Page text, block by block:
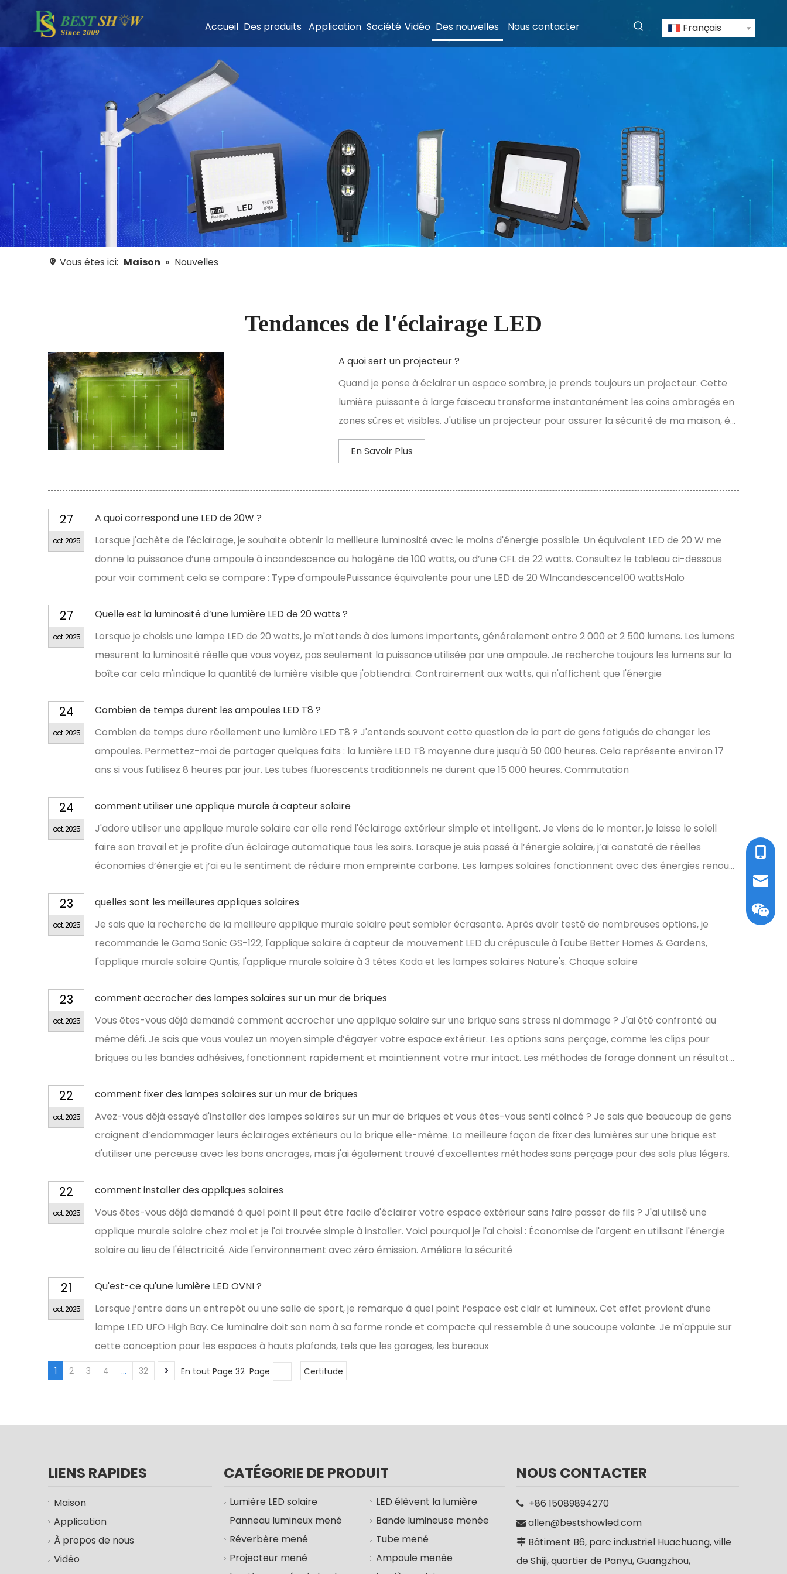
Accueil Des produits Application Société Vidéo Des nouvelles Nous contacter Français
Vous êtes ici: Maison » Nouvelles
Tendances de l'éclairage LED
A quoi sert un projecteur ?
Quand je pense à éclairer un espace sombre, je prends toujours un projecteur. Cette
lumière puissante à large faisceau transforme instantanément les coins ombragés en
zones sûres et visibles. J'utilise un projecteur pour assurer la sécurité de ma maison, é...
En Savoir Plus
27
oct. 2025
A quoi correspond une LED de 20W ?
Lorsque j'achète de l'éclairage, je souhaite obtenir la meilleure luminosité avec le moins d'énergie possible. Un équivalent LED de 20 W me
donne la puissance d’une ampoule à incandescence ou halogène de 100 watts, ou d’une CFL de 22 watts. Consultez le tableau ci-dessous
pour voir comment cela se compare : Type d'ampoulePuissance équivalente pour une LED de 20 WIncandescence100 wattsHalo
27
oct. 2025
Quelle est la luminosité d’une lumière LED de 20 watts ?
Lorsque je choisis une lampe LED de 20 watts, je m'attends à des lumens importants, généralement entre 2 000 et 2 500 lumens. Les lumens
mesurent la luminosité réelle que vous voyez, pas seulement la puissance utilisée par une ampoule. Je recherche toujours les lumens sur la
boîte car cela m'indique la quantité de lumière visible que j'obtiendrai. Contrairement aux watts, qui n'affichent que l'énergie
24
oct. 2025
Combien de temps durent les ampoules LED T8 ?
Combien de temps dure réellement une lumière LED T8 ? J'entends souvent cette question de la part de gens fatigués de changer les
ampoules. Permettez-moi de partager quelques faits : la lumière LED T8 moyenne dure jusqu'à 50 000 heures. Cela représente environ 17
ans si vous l'utilisez 8 heures par jour. Les tubes fluorescents traditionnels ne durent que 15 000 heures. Commutation
24
oct. 2025
comment utiliser une applique murale à capteur solaire
J'adore utiliser une applique murale solaire car elle rend l'éclairage extérieur simple et intelligent. Je viens de le monter, je laisse le soleil
faire son travail et je profite d'un éclairage automatique tous les soirs. Lorsque je suis passé à l’énergie solaire, j’ai constaté de réelles
économies d’énergie et j’ai eu le sentiment de réduire mon empreinte carbone. Les lampes solaires fonctionnent avec des énergies renou...
23
oct. 2025
quelles sont les meilleures appliques solaires
Je sais que la recherche de la meilleure applique murale solaire peut sembler écrasante. Après avoir testé de nombreuses options, je
recommande le Gama Sonic GS-122, l'applique solaire à capteur de mouvement LED du crépuscule à l'aube Better Homes & Gardens,
l'applique murale solaire Quntis, l'applique murale solaire à 3 têtes Koda et les lampes solaires Nature's. Chaque solaire
23
oct. 2025
comment accrocher des lampes solaires sur un mur de briques
Vous êtes-vous déjà demandé comment accrocher une applique solaire sur une brique sans stress ni dommage ? J'ai été confronté au
même défi. Je sais que vous voulez un moyen simple d’égayer votre espace extérieur. Les options sans perçage, comme les clips pour
briques ou les bandes adhésives, fonctionnent rapidement et maintiennent votre mur intact. Les méthodes de forage donnent un résultat...
22
oct. 2025
comment fixer des lampes solaires sur un mur de briques
Avez-vous déjà essayé d'installer des lampes solaires sur un mur de briques et vous êtes-vous senti coincé ? Je sais que beaucoup de gens
craignent d’endommager leurs éclairages extérieurs ou la brique elle-même. La meilleure façon de fixer des lumières sur une brique est
d'utiliser une perceuse avec les bons ancrages, mais j'ai également trouvé d'excellentes méthodes sans perçage pour des sols plus légers.
22
oct. 2025
comment installer des appliques solaires
Vous êtes-vous déjà demandé à quel point il peut être facile d'éclairer votre espace extérieur sans faire passer de fils ? J'ai utilisé une
applique murale solaire chez moi et je l'ai trouvée simple à installer. Voici pourquoi je l'ai choisi : Économise de l'argent en utilisant l'énergie
solaire au lieu de l'électricité. Aide l'environnement avec zéro émission. Améliore la sécurité
21
oct. 2025
Qu'est-ce qu'une lumière LED OVNI ?
Lorsque j’entre dans un entrepôt ou une salle de sport, je remarque à quel point l’espace est clair et lumineux. Cet effet provient d’une
lampe LED UFO High Bay. Ce luminaire doit son nom à sa forme ronde et compacte qui ressemble à une soucoupe volante. Je m'appuie sur
cette conception pour les espaces à hauts plafonds, tels que les garages, les bureaux
1 2 3 4 ... 32 En tout Page 32 Page Certitude
LIENS RAPIDES
Maison
Application
À propos de nous
Vidéo
CATÉGORIE DE PRODUIT
Lumière LED solaire
Panneau lumineux mené
Réverbère mené
Projecteur mené
LED élèvent la lumière
Bande lumineuse menée
Tube mené
Ampoule menée
Tel /
E-mail:
NOUS CONTACTER
 +86 15089894270
 allen@bestshowled.com
 Bâtiment B6, parc industriel Huachuang, ville
de Shiji, quartier de Panyu, Guangzhou,